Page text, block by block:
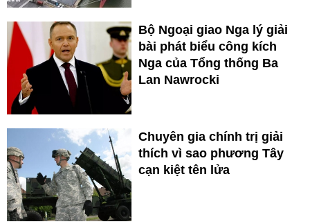
Bộ Ngoại giao Nga lý giải
bài phát biểu công kích
Nga của Tổng thống Ba
Lan Nawrocki
Chuyên gia chính trị giải
thích vì sao phương Tây
cạn kiệt tên lửa